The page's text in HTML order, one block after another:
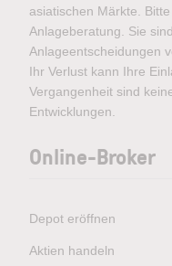
asiatischen Märkte.
Anlageberatung. Sie
Anlageentscheidungen
Ihr Verlust kann Ihre
Vergangenheit sind
Entwicklungen.
Online-Broker
Depot eröffnen
Aktien handeln